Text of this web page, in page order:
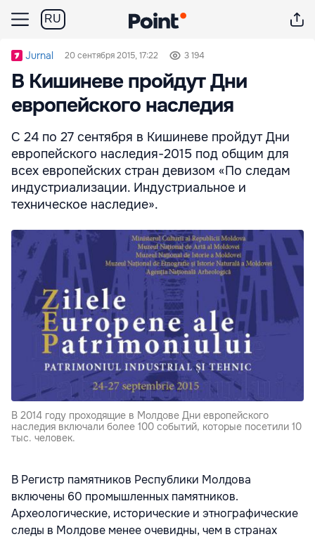
RU
Jurnal 20 сентября 2015, 17:22 3 194
В Кишиневе пройдут Дни
европейского наследия
С 24 по 27 сентября в Кишиневе пройдут Дни
европейского наследия-2015 под общим для
всех европейских стран девизом «По следам
индустриализации. Индустриальное и
техническое наследие».
В 2014 году проходящие в Молдове Дни европейского
наследия включали более 100 событий, которые посетили 10
тыс. человек.
В Регистр памятников Республики Молдова
включены 60 промышленных памятников.
Археологические, исторические и этнографические
следы в Молдове менее очевидны, чем в странах